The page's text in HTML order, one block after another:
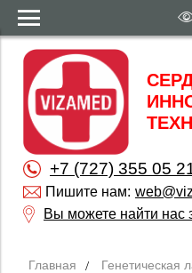
+7 (727) 355 05
Пишите нам:
Вы можете найти нас
Главная Генетическая